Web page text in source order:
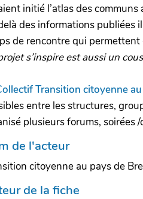
initié l’atlas des
des informations publiées
de rencontre qui permettent
s’inspire est aussi un
Transition citoyenne
entre les structures,
plusieurs forums, soirées
de l'acteur
citoyenne au pays de
de la fiche